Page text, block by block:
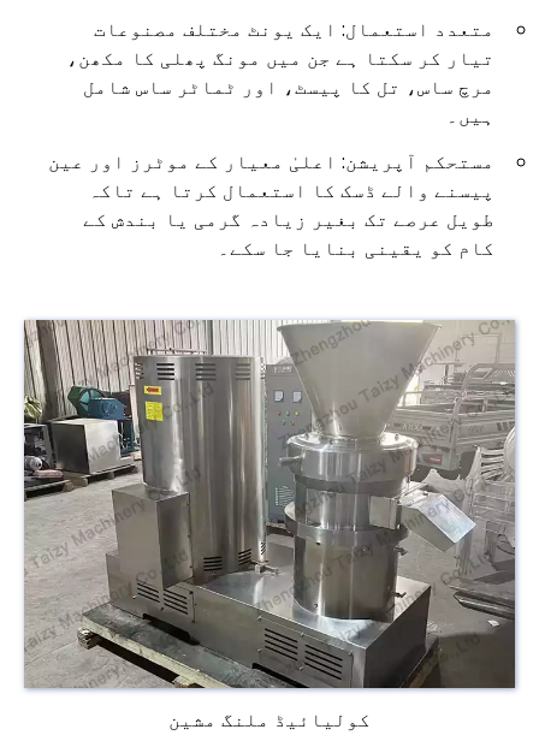
متعدد استعمال: ایک یونٹ مختلف مصنوعات
تیار کر سکتا ہے جن میں مونگ پھلی کا مکھن،
مرچ ساس، تل کا پیسٹ، اور ٹماٹر ساس شامل
ہیں۔
مستحکم آپریشن: اعلیٰ معیار کے موٹرز اور عین
پیسنے والے ڈسک کا استعمال کرتا ہے تاکہ
طویل عرصے تک بغیر زیادہ گرمی یا بندش کے
کام کو یقینی بنایا جا سکے۔
کولیائیڈ ملنگ مشین